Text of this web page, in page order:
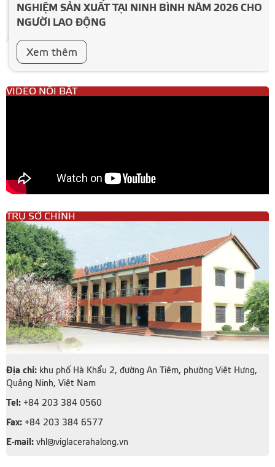
NGHIỆM SẢN XUẤT TẠI NINH BÌNH NĂM 2026 CHO
NGƯỜI LAO ĐỘNG
Xem thêm
VIDEO NỔI BẬT
TRỤ SỞ CHÍNH
Địa chỉ: khu phố Hà Khẩu 2, đường An Tiêm, phường Việt Hưng,
Quảng Ninh, Việt Nam
Tel: +84 203 384 0560
Fax: +84 203 384 6577
E-mail: vhl@viglacerahalong.vn